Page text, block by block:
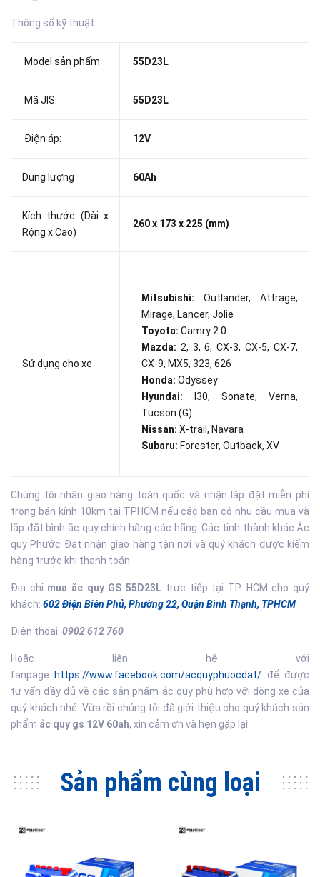
Thông số kỹ thuật:
Model sản phẩm 55D23L
Mã JIS: 55D23L
Điện áp: 12V
Dung lượng 60Ah
Kích thước (Dài x
Rộng x Cao)
260 x 173 x 225 (mm)
Sử dụng cho xe
Mitsubishi: Outlander, Attrage,
Mirage, Lancer, Jolie
Toyota: Camry 2.0
Mazda: 2, 3, 6, CX-3, CX-5, CX-7,
CX-9, MX5, 323, 626
Honda: Odyssey
Hyundai: I30, Sonate, Verna,
Tucson (G)
Nissan: X-trail, Navara
Subaru: Forester, Outback, XV
Chúng tôi nhận giao hàng toàn quốc và nhận lắp đặt miễn phí
trong bán kính 10km tại TPHCM nếu các bạn có nhu cầu mua và
lắp đặt bình ắc quy chính hãng các hãng. Các tỉnh thành khác Ắc
quy Phước Đạt nhận giao hàng tận nơi và quý khách được kiểm
hàng trước khi thanh toán.
Địa chỉ mua ắc quy GS 55D23L trực tiếp tại TP. HCM cho quý
khách: 602 Điện Biên Phủ, Phường 22, Quận Bình Thạnh, TPHCM
Điện thoại: 0902 612 760
Hoặc liên hệ với
fanpage
https://www.facebook.com/acquyphuocdat/ để được
tư vấn đầy đủ về các sản phẩm ắc quy phù hợp với dòng xe của
quý khách nhé. Vừa rồi chúng tôi đã giới thiệu cho quý khách sản
phẩm ắc quy gs 12V 60ah, xin cảm ơn và hẹn gặp lại.
Sản phẩm cùng loại